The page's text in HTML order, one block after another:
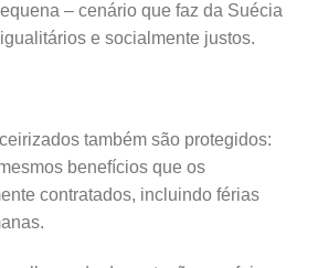
– cenário que faz da Suécia
e socialmente justos.
também são protegidos:
benefícios que os
contratados, incluindo férias